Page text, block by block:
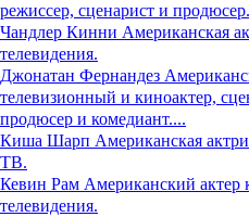
режиссер, сценарист и
Чандлер Кинни Американская
телевидения.
Джонатан Фернандез
телевизионный и киноактер,
продюсер и комедиант....
Киша Шарп Американская
ТВ.
Кевин Рам Американский актер
телевидения.